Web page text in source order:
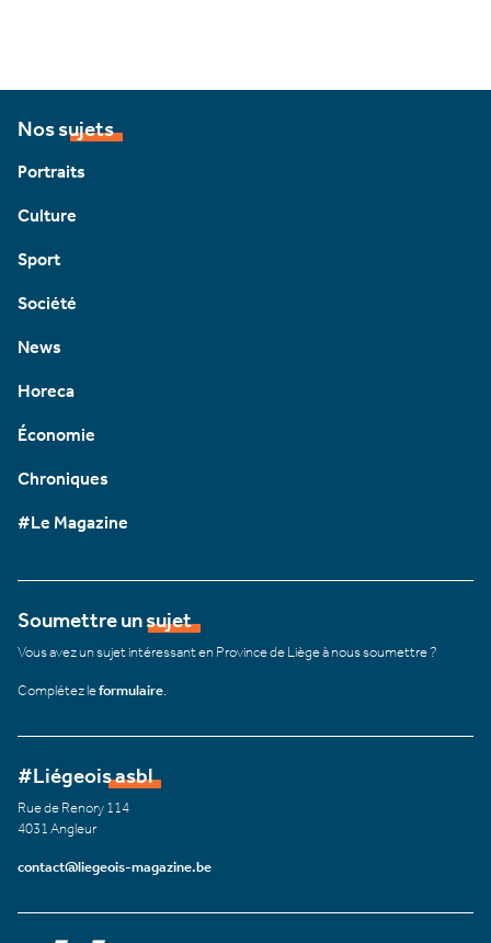
Nos sujets
Portraits
Culture
Sport
Société
News
Horeca
Économie
Chroniques
#Le Magazine
Soumettre un sujet
Vous avez un sujet intéressant en Province de Liège à nous soumettre ?
Complétez leformulaire
#Liégeois asbl
Rue de Renory 114
4031 Angleur
contact@liegeois-magazine.be